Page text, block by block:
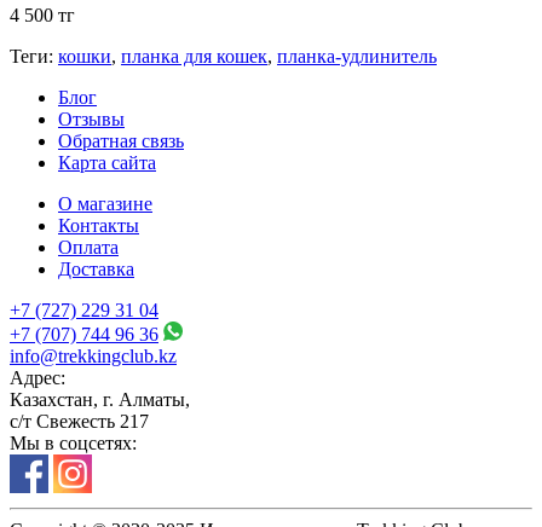
4 500 тг
Теги: кошки, планка для кошек, планка-удлинитель
Блог
Отзывы
Обратная связь
Карта сайта
О магазине
Контакты
Оплата
Доставка
+7 (727) 229 31 04
+7 (707) 744 96 36
info@trekkingclub.kz
Адрес:
Казахстан, г. Алматы,
с/т Свежесть 217
Мы в соцсетях: